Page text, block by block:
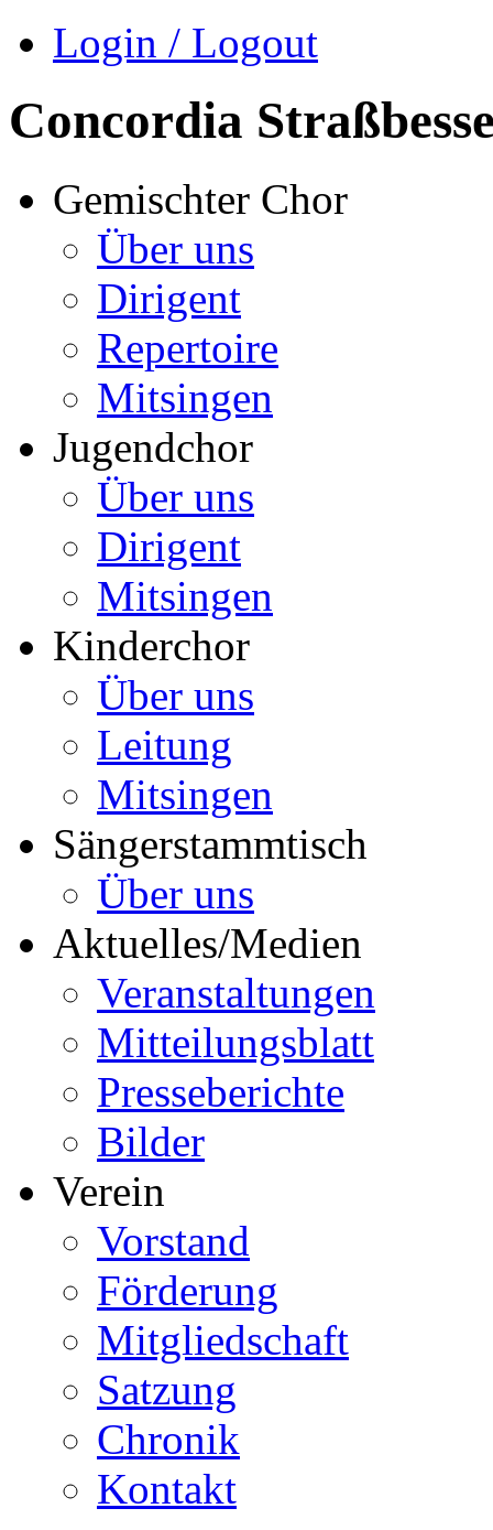
Login / Logout
Concordia
Gemischter Chor
Über uns
Dirigent
Repertoire
Mitsingen
Jugendchor
Über uns
Dirigent
Mitsingen
Kinderchor
Über uns
Leitung
Mitsingen
Sängerstammtisch
Über uns
Aktuelles/Medien
Veranstaltungen
Mitteilungsblatt
Presseberichte
Bilder
Verein
Vorstand
Förderung
Mitgliedschaft
Satzung
Chronik
Kontakt